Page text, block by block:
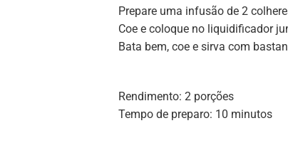
Prepare uma infusão de 2
Coe e coloque no liquidificador
Bata bem, coe e sirva com
Rendimento: 2 porções
Tempo de preparo: 10 minutos